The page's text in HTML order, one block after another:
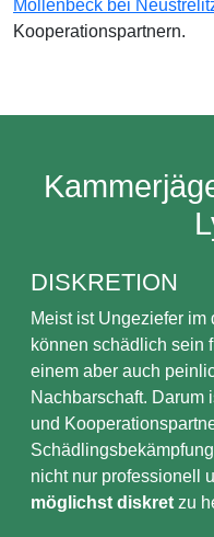
Möllenbeck bei
Kooperationspartnern.
DISKRETION
Meist ist Ungeziefer
können schädlich sein
einem aber auch
Nachbarschaft. Darum
und
nicht nur professionell
möglichst diskret zu